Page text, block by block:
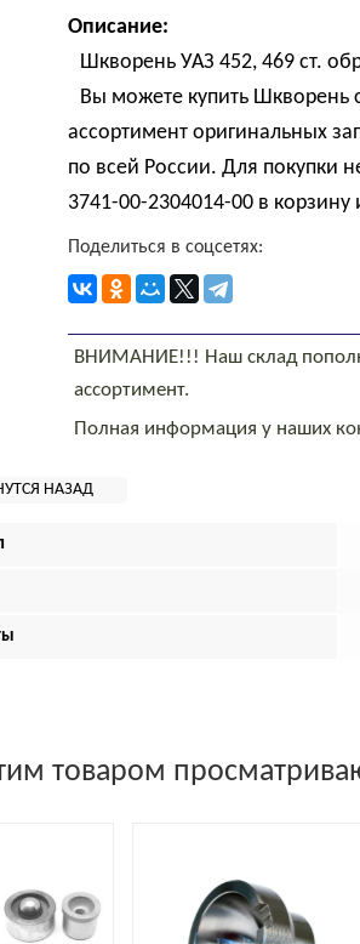
Описание:
Шкворень УАЗ 452, 469 ст.
Вы можете купить Шкворень
ассортимент оригинальных
по всей России. Для покупки
3741-00-2304014-00 в корзину
Поделиться в соцсетях:
ВНИМАНИЕ!!! Наш склад
ассортимент.
Полная информация у наших
товаром